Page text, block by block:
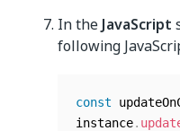
In theJavaScript
following
const
instance.